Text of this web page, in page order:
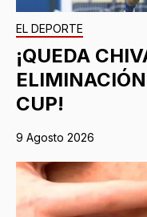
EL DEPORTE
¡QUEDA
CUP!
9 Agosto 2026